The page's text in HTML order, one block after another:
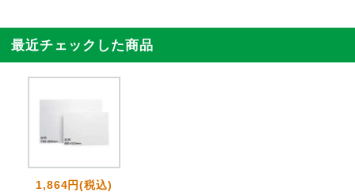
最近チェックした商品
1,864円(税込)